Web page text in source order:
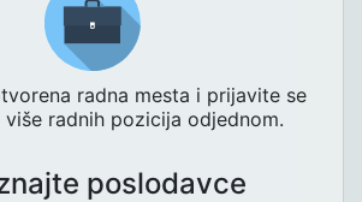
radna mesta i prijavite se
više radnih pozicija odjednom.
poslodavce